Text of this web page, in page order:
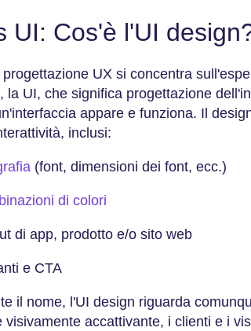
UI: Cos'è l'UI
UX si concentra
la UI, che significa progettazione
appare e funziona. Il
inclusi:
(font, dimensioni dei font, ecc.)
di colori
di app, prodotto e/o sito web
e CTA
il nome, l'UI design riguarda
visivamente accattivante, i clienti e i